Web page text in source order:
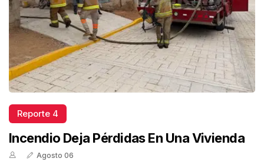
Reporte 4
Incendio Deja Pérdidas En Una Vivienda
Agosto 06